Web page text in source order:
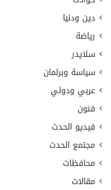
دين ودنيا
رياضة
سلايدر
سياسة وبرلمان
عربي ودولي
فنون
فيديو الحدث
مجتمع الحدث
محافظات
مقالات